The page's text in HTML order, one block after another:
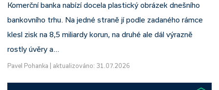
Komerční banka nabízí docela plastický obrázek dnešního
bankovního trhu. Na jedné straně jí podle zadaného rámce
klesl zisk na 8,5 miliardy korun, na druhé ale dál výrazně
rostly úvěry a…
Pavel Pohanka aktualizováno: 31.07.2026